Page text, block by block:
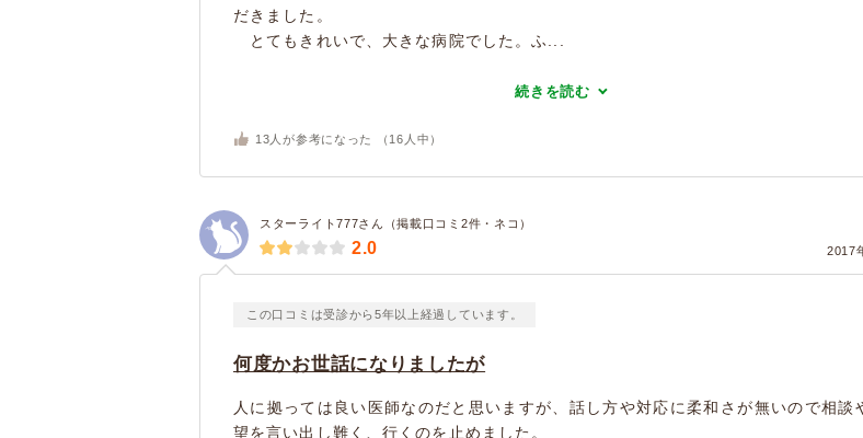
だきました。
とてもきれいで、大きな病院でした。ふ...
続きを読む
13 人が参考になった （ 16 人中）
スターライト777さん（掲載口コミ2件・ネコ）
2017
2.0
この口コミは受診から5年以上経過しています。
何度かお世話になりましたが
人に拠っては良い医師なのだと思いますが、話し方や対応に柔和さが無いので相談
望を言い出し難く、行くのを止めました。